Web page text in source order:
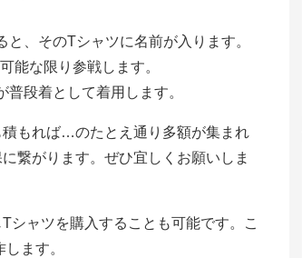
、そのTシャツに名前が入ります。
能な限り参戦します。
段着として着用します。
もれば…のたとえ通り多額が集まれ
繋がります。ぜひ宜しくお願いしま
シャツを購入することも可能です。こ
ます。